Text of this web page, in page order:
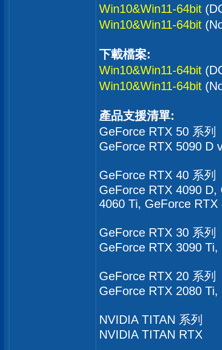
Win10&Win11-64bit
Win10&Win11-64bit
下載檔案:
Win10&Win11-64bit
Win10&Win11-64bit
產品支援清單:
GeForce RTX 50 系列
GeForce RTX 5090 D
GeForce RTX 40 系列
GeForce RTX 4090
4060 Ti, GeForce RTX
GeForce RTX 30 系列
GeForce RTX 3090
GeForce RTX 20 系列
GeForce RTX 2080
NVIDIA TITAN 系列
NVIDIA TITAN RTX